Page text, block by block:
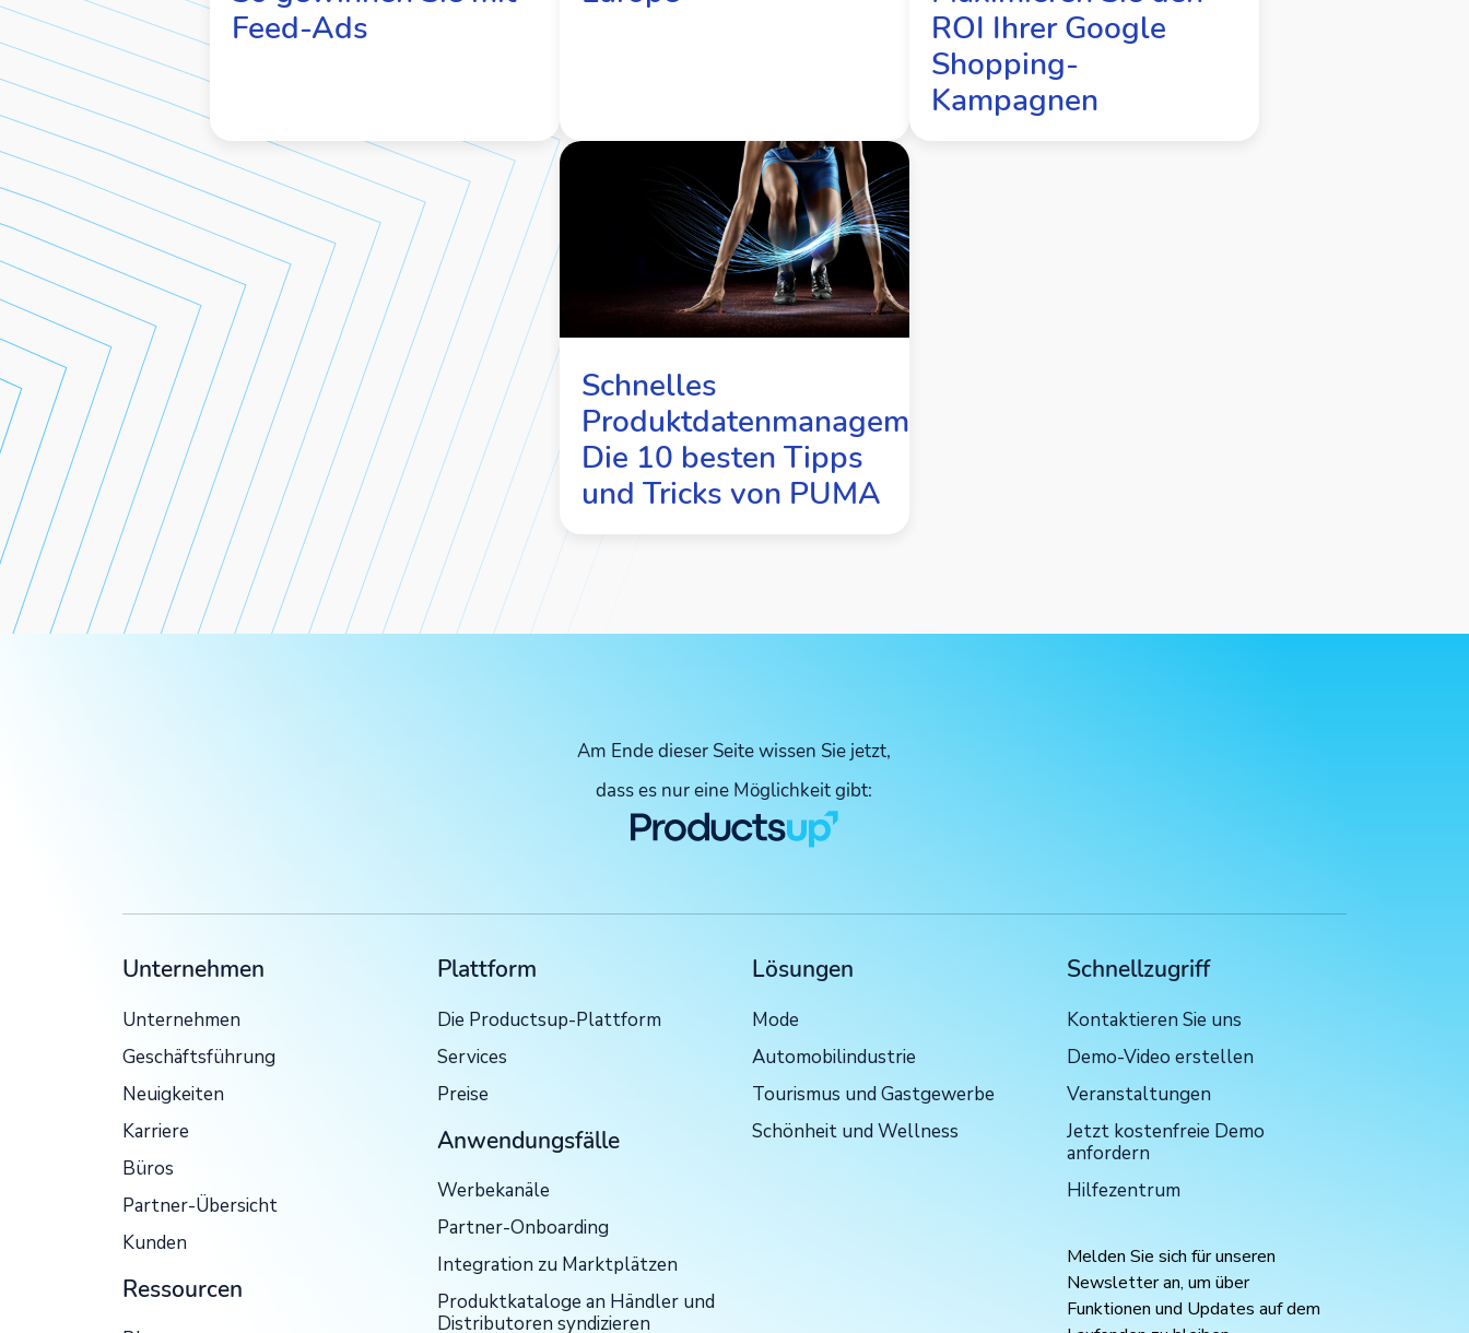
Feed-Ads
ROI Ihrer Google
Shopping-
Kampagnen
Schnelles
Produktdatenmanagement:
Die 10 besten Tipps
und Tricks von PUMA
Am Ende dieser Seite wissen Sie jetzt,
dass es nur eine Möglichkeit gibt:
Unternehmen
Unternehmen
Geschäftsführung
Neuigkeiten
Karriere
Büros
Partner-Übersicht
Kunden
Ressourcen
Plattform
Die Productsup-Plattform
Services
Preise
Anwendungsfälle
Werbekanäle
Partner-Onboarding
Integration zu Marktplätzen
Produktkataloge an Händler und
Distributoren syndizieren
Lösungen
Mode
Automobilindustrie
Tourismus und Gastgewerbe
Schönheit und Wellness
Schnellzugriff
Kontaktieren Sie uns
Demo-Video erstellen
Veranstaltungen
Jetzt kostenfreie Demo
anfordern
Hilfezentrum
Melden Sie sich für unseren
Newsletter an, um über
Funktionen und Updates auf dem